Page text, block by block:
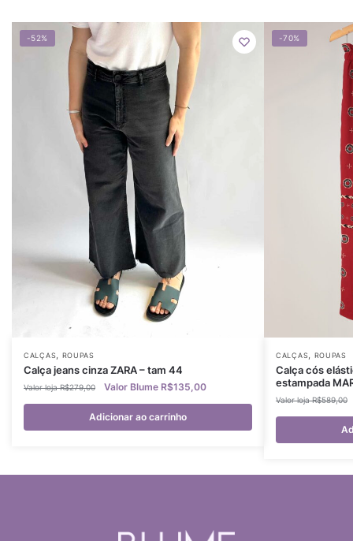
-52%
CALÇAS, ROUPAS
Calça jeans cinza ZARA – tam 44
R$279,00 R$135,00
Adicionar ao carrinho
-70%
CALÇAS, ROUPAS
Calça cós
estampada
R$589,00